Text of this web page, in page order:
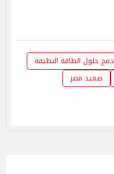
دمج حلول الطاقة النظيفة
صعيد مصر